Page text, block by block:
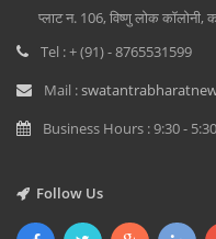
प्लाट न. 106, विष्णु लोक
Tel : + (91) - 8765531599
Mail :
Business Hours : 9:30 - 5:30
Follow Us